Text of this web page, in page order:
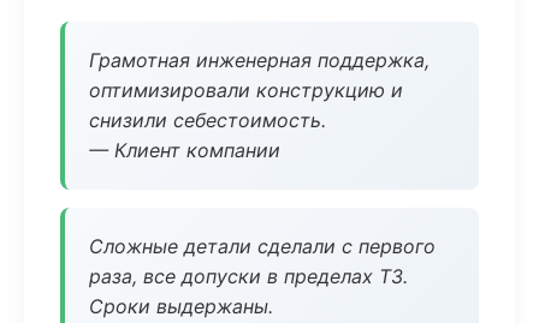
Грамотная инженерная поддержка,
оптимизировали конструкцию и
снизили себестоимость.
— Клиент компании
Сложные детали сделали с первого
раза, все допуски в пределах ТЗ.
Сроки выдержаны.